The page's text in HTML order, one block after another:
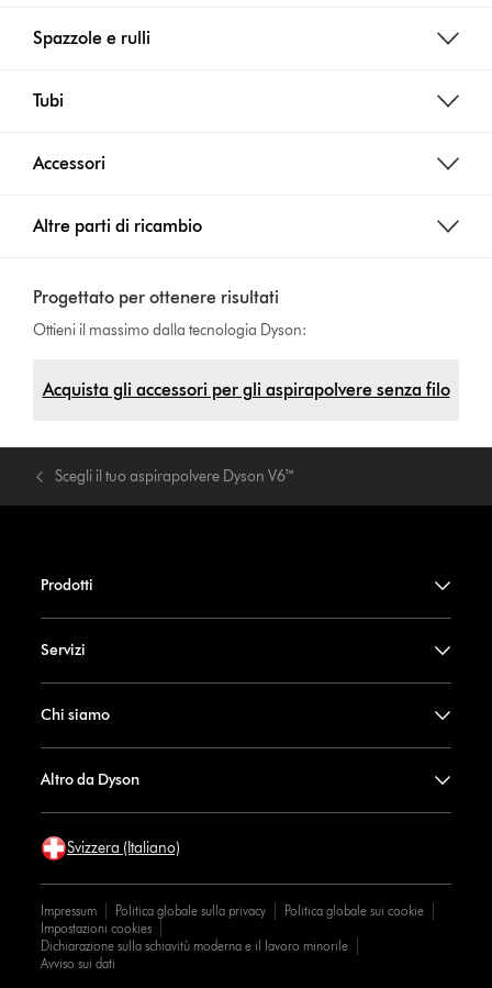
Spazzole e rulli
Tubi
Accessori
Altre parti di ricambio
Progettato per ottenere risultati
Ottieni il massimo dalla tecnologia Dyson:
Acquista gli accessori per gli aspirapolvere senza filo
Scegli il tuo aspirapolvere Dyson V6™
Prodotti
Servizi
Chi siamo
Altro da Dyson
Svizzera (Italiano)
Impressum Politica globale sulla privacy
Politica globale sui cookie
Impostazioni cookies
Dichiarazione sulla schiavitù moderna e il lavoro minorile
Avviso sui dati